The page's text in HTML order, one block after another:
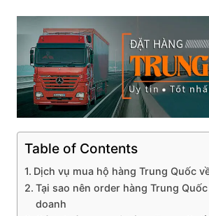
Table of Contents
Dịch vụ mua hộ hàng Trung Quốc
Tại sao nên order hàng Trung
doanh